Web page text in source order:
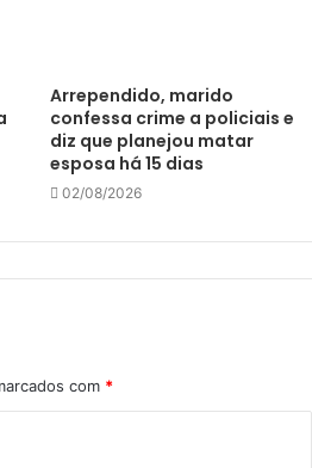
Arrependido, marido
confessa crime a policiais e
diz que planejou matar
esposa há 15 dias
02/08/2026
com *